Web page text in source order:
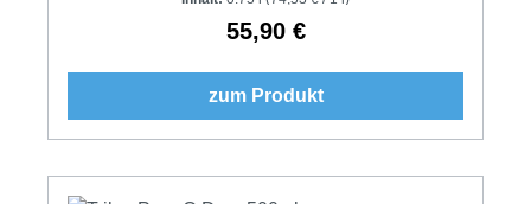
Regulärer Preis:
55,90 €
zum Produkt